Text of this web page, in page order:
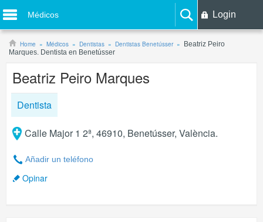
Médicos Login
Home Médicos Dentistas Dentistas Benetússer
Beatriz Peiro
Marques. Dentista en Benetússer
Beatriz Peiro Marques
Dentista
Calle Major 1 2ª, 46910, Benetússer, València.
Añadir un teléfono
Opinar